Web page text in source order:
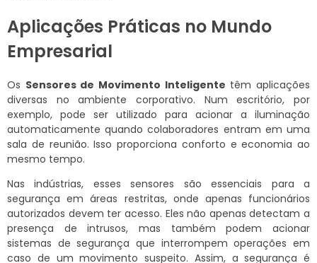
Aplicações Práticas no Mundo
Empresarial
Os Sensores de Movimento Inteligente têm aplicações
diversas no ambiente corporativo. Num escritório, por
exemplo, pode ser utilizado para acionar a iluminação
automaticamente quando colaboradores entram em uma
sala de reunião. Isso proporciona conforto e economia ao
mesmo tempo.
Nas indústrias, esses sensores são essenciais para a
segurança em áreas restritas, onde apenas funcionários
autorizados devem ter acesso. Eles não apenas detectam a
presença de intrusos, mas também podem acionar
sistemas de segurança que interrompem operações em
caso de um movimento suspeito. Assim, a segurança é